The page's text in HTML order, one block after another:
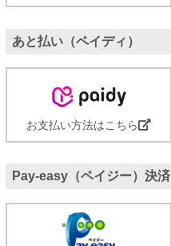
あと払い（ペイディ）
お支払い方法はこちら
Pay-easy（ペイジー）決済